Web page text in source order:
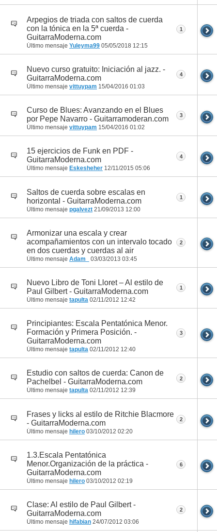
Arpegios de triada con saltos de cuerda
con la tónica en la 5ª cuerda -
GuitarraModerna.com
Último mensaje Yuleyma99 05/05/2018 12:15
1
Nuevo curso gratuito: Iniciación al jazz. -
GuitarraModerna.com
Último mensaje vittuypam 15/04/2016 01:03
4
Curso de Blues: Avanzando en el Blues
por Pepe Navarro - Guitarramoderan.com
Último mensaje vittuypam 15/04/2016 01:02
3
15 ejercicios de Funk en PDF -
GuitarraModerna.com
Último mensaje Eskesheher 12/11/2015 05:06
4
Saltos de cuerda sobre escalas en
horizontal - GuitarraModerna.com
Último mensaje pgalvezt 21/09/2013 12:00
1
Armonizar una escala y crear
acompañamientos con un intervalo tocado
en dos cuerdas y cuerdas al air
Último mensaje Adam_ 03/03/2013 03:45
2
Nuevo Libro de Toni Lloret – Al estilo de
Paul Gilbert - GuitarraModerna.com
Último mensaje tapulta 02/11/2012 12:42
1
Principiantes: Escala Pentatónica Menor.
Formación y Primera Posición. -
GuitarraModerna.com
Último mensaje tapulta 02/11/2012 12:40
3
Estudio con saltos de cuerda: Canon de
Pachelbel - GuitarraModerna.com
Último mensaje tapulta 02/11/2012 12:39
2
Frases y licks al estilo de Ritchie Blacmore
- GuitarraModerna.com
Último mensaje hilero 03/10/2012 02:20
2
1.3.Escala Pentatónica
Menor.Organización de la práctica -
GuitarraModerna.com
Último mensaje hilero 03/10/2012 02:19
6
Clase: Al estilo de Paul Gilbert -
GuitarraModerna.com
Último mensaje hifabian 24/07/2012 03:06
2